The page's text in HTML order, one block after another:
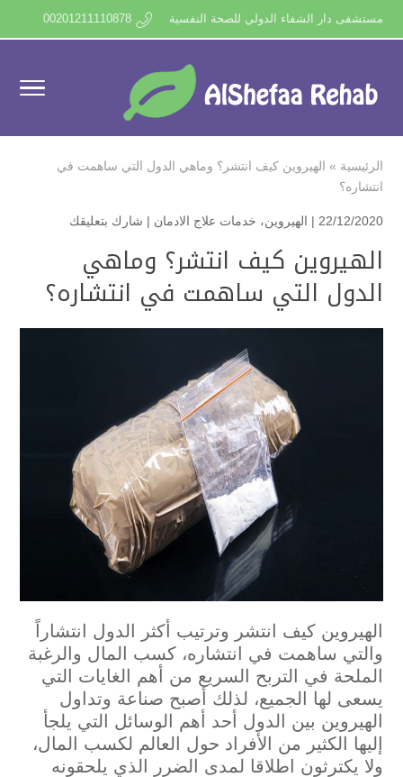
مستشفى دار الشفاء الدولي للصحة النفسية 00201211110878
الرئيسية » الهيروين كيف انتشر؟ وماهي الدول التي ساهمت في
انتشاره؟
22/12/2020 | الهيروين، خدمات علاج الادمان | شارك بتعليقك
الهيروين كيف انتشر؟ وماهي
الدول التي ساهمت في انتشاره؟
الهيروين كيف انتشر وترتيب أكثر الدول انتشاراً
والتي ساهمت في انتشاره، كسب المال والرغبة
الملحة في التربح السريع من أهم الغايات التي
يسعى لها الجميع، لذلك أصبح صناعة وتداول
الهيروين بين الدول أحد أهم الوسائل التي يلجأ
إليها الكثير من الأفراد حول العالم لكسب المال،
ولا يكترثون اطلاقا لمدى الضرر الذي يلحقونه